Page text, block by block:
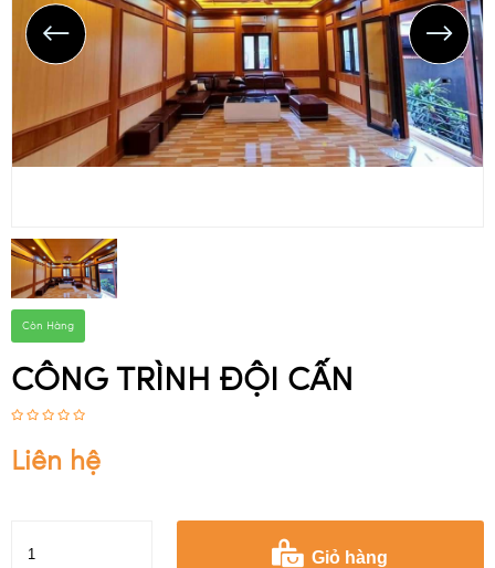
DANH MỤC SẢN PHẨM
NHỰA
ỐP
CÁC
MẪU
LAM
SÓNG
VÀ
PVC
CÔNG TRÌNH ĐÃ THI CÔNG
Còn Hàng
CÔNG TRÌNH ĐỘI CẤN
Liên hệ
Giỏ hàng